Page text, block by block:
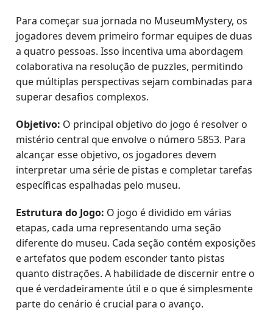
Para começar sua jornada no MuseumMystery, os
jogadores devem primeiro formar equipes de duas
a quatro pessoas. Isso incentiva uma abordagem
colaborativa na resolução de puzzles, permitindo
que múltiplas perspectivas sejam combinadas para
superar desafios complexos.
Objetivo: O principal objetivo do jogo é resolver o
mistério central que envolve o número 5853. Para
alcançar esse objetivo, os jogadores devem
interpretar uma série de pistas e completar tarefas
específicas espalhadas pelo museu.
Estrutura do Jogo: O jogo é dividido em várias
etapas, cada uma representando uma seção
diferente do museu. Cada seção contém exposições
e artefatos que podem esconder tanto pistas
quanto distrações. A habilidade de discernir entre o
que é verdadeiramente útil e o que é simplesmente
parte do cenário é crucial para o avanço.